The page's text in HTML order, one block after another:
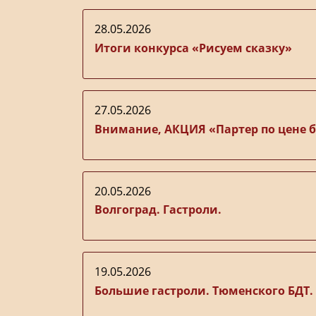
28.05.2026
Итоги конкурса «Рисуем сказку»
27.05.2026
Внимание, АКЦИЯ «Партер по цене
20.05.2026
Волгоград. Гастроли.
19.05.2026
Большие гастроли. Тюменского БДТ.